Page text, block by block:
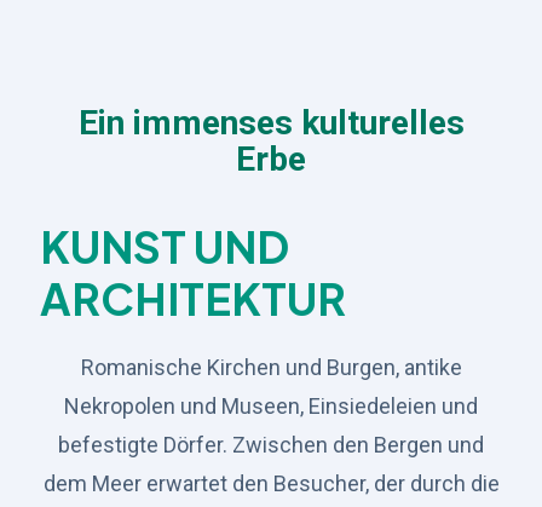
Ein immenses kulturelles
Erbe
KUNST UND
ARCHITEKTUR
Romanische Kirchen und Burgen, antike
Nekropolen und Museen, Einsiedeleien und
befestigte Dörfer. Zwischen den Bergen und
dem Meer erwartet den Besucher, der durch die